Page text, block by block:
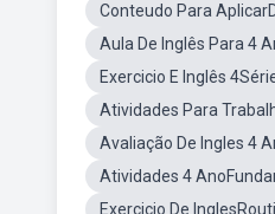
Conteudo Para
Aula De Inglês Para 4
Exercicio E Inglês
Atividades Para
Avaliação De Ingles 4
Atividades 4
Exercicio De